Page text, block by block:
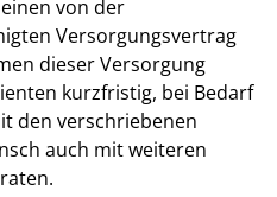
von der
Versorgungsvertrag
dieser Versorgung
kurzfristig, bei Bedarf
den verschriebenen
auch mit weiteren